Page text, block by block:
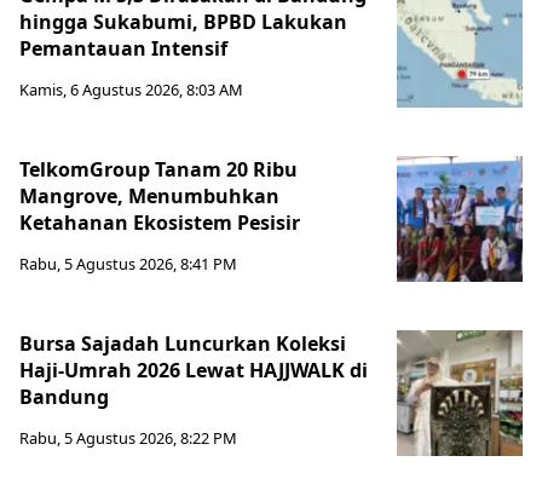
hingga Sukabumi, BPBD Lakukan
Pemantauan Intensif
Kamis, 6 Agustus 2026, 8:03 AM
TelkomGroup Tanam 20 Ribu
Mangrove, Menumbuhkan
Ketahanan Ekosistem Pesisir
Rabu, 5 Agustus 2026, 8:41 PM
Bursa Sajadah Luncurkan Koleksi
Haji-Umrah 2026 Lewat HAJJWALK di
Bandung
Rabu, 5 Agustus 2026, 8:22 PM